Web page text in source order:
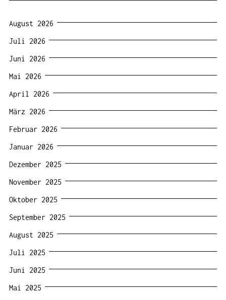
August 2026
Juli 2026
Juni 2026
Mai 2026
April 2026
März 2026
Februar 2026
Januar 2026
Dezember 2025
November 2025
Oktober 2025
September 2025
August 2025
Juli 2025
Juni 2025
Mai 2025